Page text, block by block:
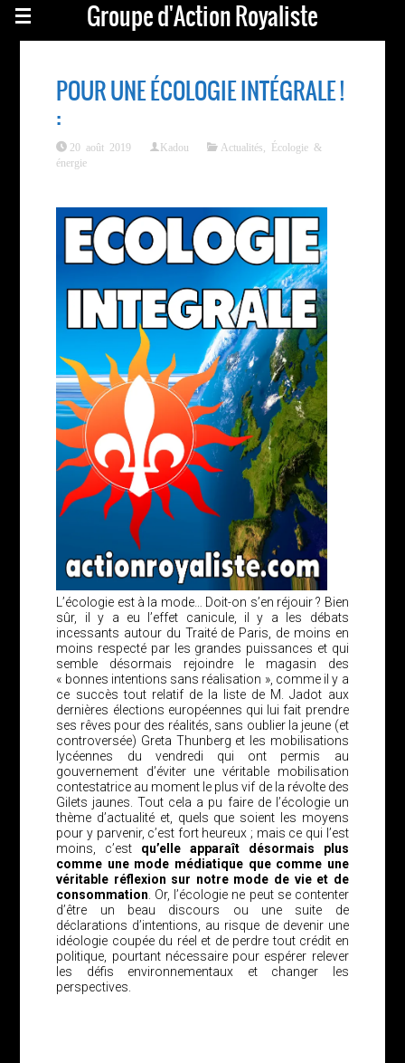
Groupe d'Action Royaliste
POUR UNE ÉCOLOGIE INTÉGRALE !
:
20 août 2019 Kadou Actualités
Écologie &
énergie
L’écologie est à la mode… Doit-on s’en réjouir ? Bien
sûr, il y a eu l’effet canicule, il y a les débats
incessants autour du Traité de Paris, de moins en
moins respecté par les grandes puissances et qui
semble désormais rejoindre le magasin des
« bonnes intentions sans réalisation », comme il y a
ce succès tout relatif de la liste de M. Jadot aux
dernières élections européennes qui lui fait prendre
ses rêves pour des réalités, sans oublier la jeune (et
controversée) Greta Thunberg et les mobilisations
lycéennes du vendredi qui ont permis au
gouvernement d’éviter une véritable mobilisation
contestatrice au moment le plus vif de la révolte des
Gilets jaunes. Tout cela a pu faire de l’écologie un
thème d’actualité et, quels que soient les moyens
pour y parvenir, c’est fort heureux ; mais ce qui l’est
moins, c’est qu’elle apparaît désormais plus
comme une mode médiatique que comme une
véritable réflexion sur notre mode de vie et de
consommation . Or, l’écologie ne peut se contenter
d’être un beau discours ou une suite de
déclarations d’intentions, au risque de devenir une
idéologie coupée du réel et de perdre tout crédit en
politique, pourtant nécessaire pour espérer relever
les défis environnementaux et changer les
perspectives.